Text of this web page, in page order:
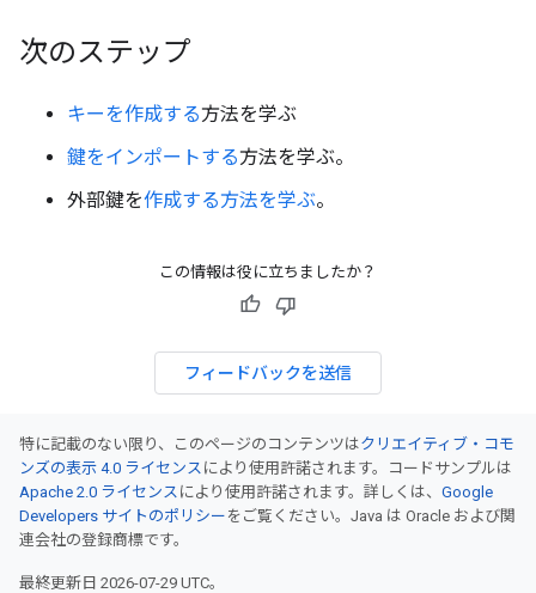
次のステップ
キーを作成する方法を学ぶ
鍵をインポートする方法を学ぶ。
外部鍵を作成する方法を学ぶ。
この情報は役に立ちましたか？
フィードバックを送信
特に記載のない限り、このページのコンテンツはクリエイティブ・コモ
ンズの表示 4.0 ライセンス により使用許諾されます。コードサンプルは
Apache 2.0 ライセンス により使用許諾されます。詳しくは、 Google
Developers サイトのポリシー をご覧ください。Java は Oracle および関
連会社の登録商標です。
最終更新日 2026-07-29 UTC。